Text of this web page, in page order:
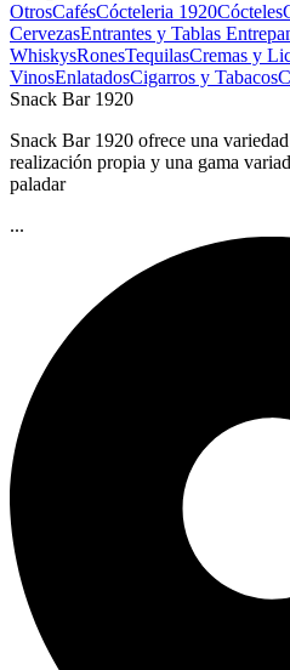
OtrosCafésCócteleria 1920Cócteles
CervezasEntrantes y Tablas
WhiskysRonesTequilasCremas y
VinosEnlatadosCigarros y Tabacos
Snack Bar 1920
Snack Bar 1920 ofrece una
realización propia y una gama
paladar
...